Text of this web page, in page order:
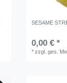
SESAME
0,00 € *
*zzgl. ges.